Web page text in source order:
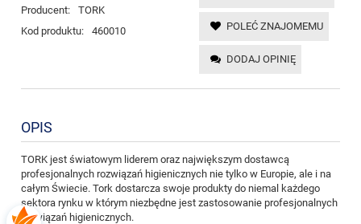
Producent:
TORK
Kod produktu:
460010 POLEĆ ZNAJOMEMU
DODAJ OPINIĘ
OPIS
TORK jest światowym liderem oraz największym dostawcą
profesjonalnych rozwiązań higienicznych nie tylko w Europie, ale i na
całym Świecie. Tork dostarcza swoje produkty do niemal każdego
sektora rynku w którym niezbędne jest zastosowanie profesjonalnych
rozwiązań higienicznych.